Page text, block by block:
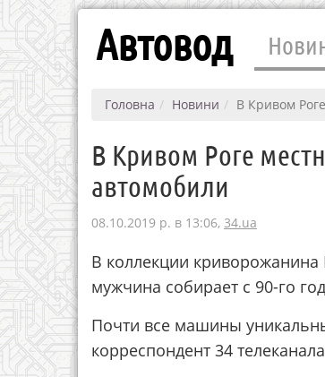
Автовод
Головна Новини В Кривом
В Кривом Роге
автомобили
08.10.2019 р. в 13:06, 34.ua
В коллекции криворожанина
мужчина собирает с 90-го
Почти все машины
корреспондент 34